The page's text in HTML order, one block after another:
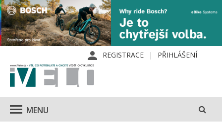
REGISTRACE PŘIHLÁŠENÍ
MENU